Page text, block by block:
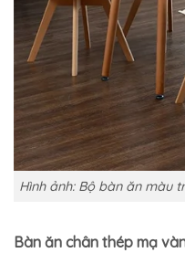
Hình ảnh: Bộ bàn ăn màu
Bàn ăn chân thép mạ